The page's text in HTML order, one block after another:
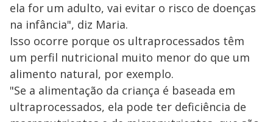
ela for um adulto, vai evitar o risco de doenças
na infância", diz Maria.
Isso ocorre porque os ultraprocessados têm
um perfil nutricional muito menor do que um
alimento natural, por exemplo.
"Se a alimentação da criança é baseada em
ultraprocessados, ela pode ter deficiência de